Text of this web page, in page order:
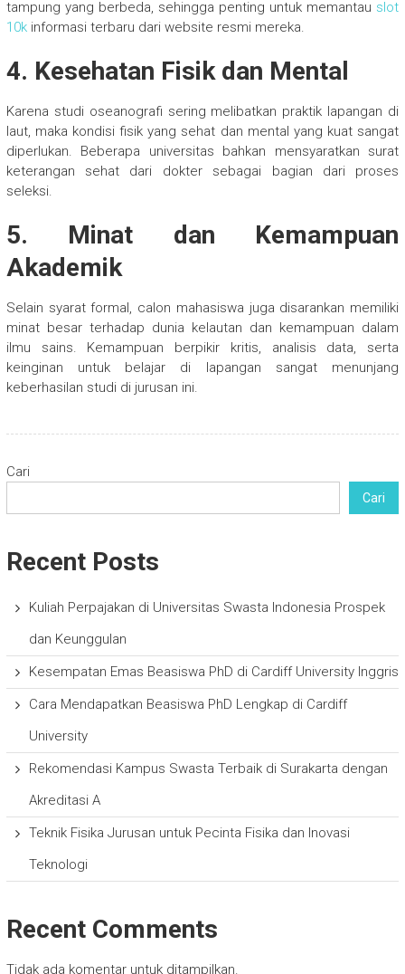
tampung yang berbeda, sehingga penting untuk memantau slot
10kinformasi terbaru dari website resmi mereka.
4. Kesehatan Fisik dan Mental
Karena studi oseanografi sering melibatkan praktik lapangan di
laut, maka kondisi fisik yang sehat dan mental yang kuat sangat
diperlukan. Beberapa universitas bahkan mensyaratkan surat
keterangan sehat dari dokter sebagai bagian dari proses
seleksi.
5. Minat dan Kemampuan
Akademik
Selain syarat formal, calon mahasiswa juga disarankan memiliki
minat besar terhadap dunia kelautan dan kemampuan dalam
ilmu sains. Kemampuan berpikir kritis, analisis data, serta
keinginan untuk belajar di lapangan sangat menunjang
keberhasilan studi di jurusan ini.
Cari
Cari
Recent Posts
Kuliah Perpajakan di Universitas Swasta Indonesia Prospek
dan Keunggulan
Kesempatan Emas Beasiswa PhD di Cardiff University Inggris
Cara Mendapatkan Beasiswa PhD Lengkap di Cardiff
University
Rekomendasi Kampus Swasta Terbaik di Surakarta dengan
Akreditasi A
Teknik Fisika Jurusan untuk Pecinta Fisika dan Inovasi
Teknologi
Recent Comments
Tidak ada komentar untuk ditampilkan.